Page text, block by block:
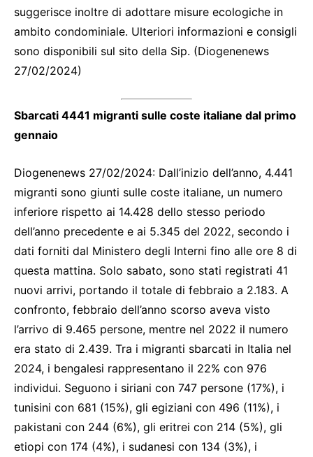
suggerisce inoltre di adottare misure ecologiche in
ambito condominiale. Ulteriori informazioni e consigli
sono disponibili sul sito della Sip. (Diogenenews
27/02/2024)
Sbarcati 4441 migranti sulle coste italiane dal primo
gennaio
Diogenenews 27/02/2024: Dall’inizio dell’anno, 4.441
migranti sono giunti sulle coste italiane, un numero
inferiore rispetto ai 14.428 dello stesso periodo
dell’anno precedente e ai 5.345 del 2022, secondo i
dati forniti dal Ministero degli Interni fino alle ore 8 di
questa mattina. Solo sabato, sono stati registrati 41
nuovi arrivi, portando il totale di febbraio a 2.183. A
confronto, febbraio dell’anno scorso aveva visto
l’arrivo di 9.465 persone, mentre nel 2022 il numero
era stato di 2.439. Tra i migranti sbarcati in Italia nel
2024, i bengalesi rappresentano il 22% con 976
individui. Seguono i siriani con 747 persone (17%), i
tunisini con 681 (15%), gli egiziani con 496 (11%), i
pakistani con 244 (6%), gli eritrei con 214 (5%), gli
etiopi con 174 (4%), i sudanesi con 134 (3%), i